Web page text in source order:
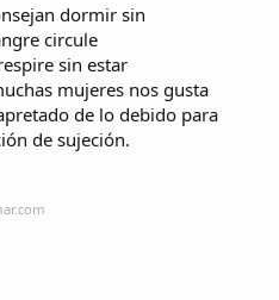
dormir sin
circule
sin estar
mujeres nos gusta
de lo debido para
de sujeción.